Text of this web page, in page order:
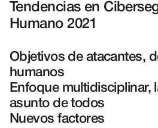
Tendencias en
Humano 2021
Objetivos de atacantes,
humanos
Enfoque multidisciplinar,
asunto de todos
Nuevos factores